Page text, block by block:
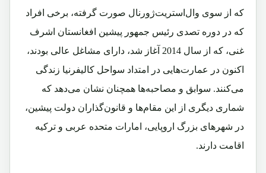
که از سوی‌ وال‌استریت‌ژورنال صورت گرفته، برخی افراد
که در دوره تصدی رئیس جمهور پیشین افغانستان اشرف
غنی، که از سال 2014 آغاز شد، دارای مشاغل عالی بودند،
اکنون در عمارت‌هایی در امتداد سواحل کالیفرنیا زندگی
می‌کنند. سوابق و مصاحبه‌ها همچنان نشان می‌دهد که
شماری دیگری از این مقام‌ها و قانون‌گذاران دولت پیشین،
در شهرهای بزرگ اروپایی، امارات متحده عربی و ترکیه
اقامت دارند.